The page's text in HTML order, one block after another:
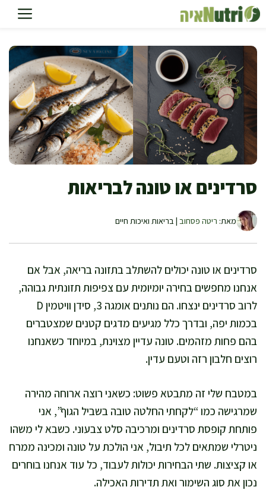
לדלג
לתוכן
סרדינים או טונה לבריאות
מאת: ריטה פסחוב | בריאות ואיכות חיים
סרדינים או טונה יכולים להשתלב בתזונה בריאה, אבל אם
אנחנו מחפשים בחירה יומיומית עם צפיפות תזונתית גבוהה,
לרוב סרדינים ינצחו. הם נותנים אומגה 3, סידן וויטמין D
בכמות יפה, ובדרך כלל מגיעים מדגים קטנים שמצטברים
בהם פחות מזהמים. טונה עדיין מצוינת, במיוחד כשאנחנו
רוצים חלבון רזה וטעם עדין.
במטבח שלי זה מתבטא פשוט: כשאני רוצה ארוחה מהירה
שמרגישה כמו “לקחתי החלטה טובה בשביל הגוף”, אני
פותחת קופסת סרדינים ומרכיבה סלט צבעוני. כשבא לי משהו
ניטרלי שמתאים לכל תיבול, אני הולכת על טונה ומכינה ממרח
או קציצות. שתי הבחירות יכולות לעבוד, כל עוד אנחנו בוחרים
נכון את סוג השימור ואת תדירות האכילה.